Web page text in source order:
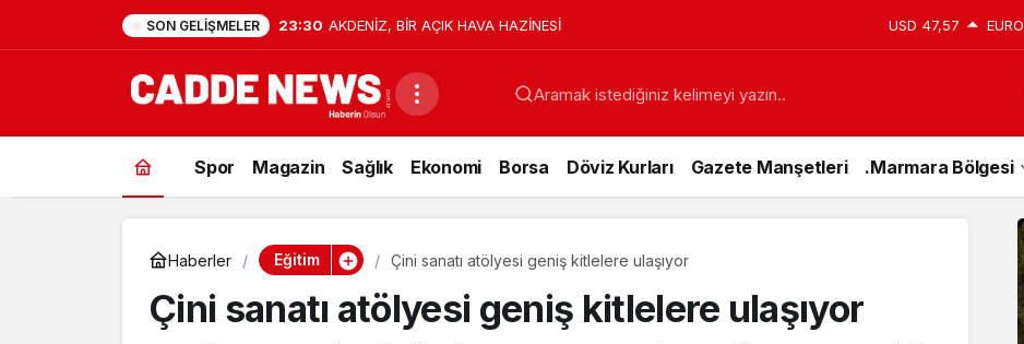
SON GELIŞMELER 23:30 AKDENİZ, BİR AÇIK HAVA HAZİNESİ USD 47,57 EURO
Aramak istediğiniz kelimeyi yazın..
Spor Magazin Sağlık Ekonomi Borsa Döviz Kurları Gazete Manşetleri .Marmara Bölgesi
Haberler Eğitim Çini sanatı atölyesi geniş kitlelere ulaşıyor
Çini sanatı atölyesi geniş kitlelere ulaşıyor